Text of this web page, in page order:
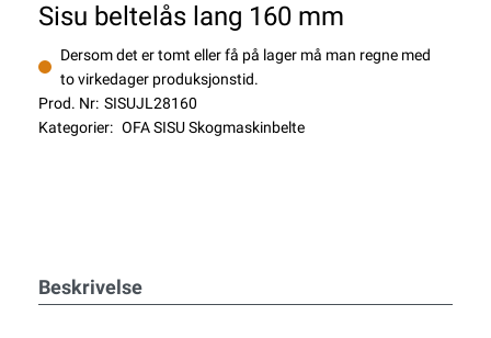
Sisu beltelås lang 160 mm
Dersom det er tomt eller få på lager må man regne med
to virkedager produksjonstid.
Prod. Nr: SISUJL28160
Kategorier: OFA SISU Skogmaskinbelte
Beskrivelse